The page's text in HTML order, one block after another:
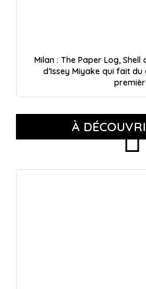
Milan : The Paper Log, Shell
d’Issey Miyake qui fait
À